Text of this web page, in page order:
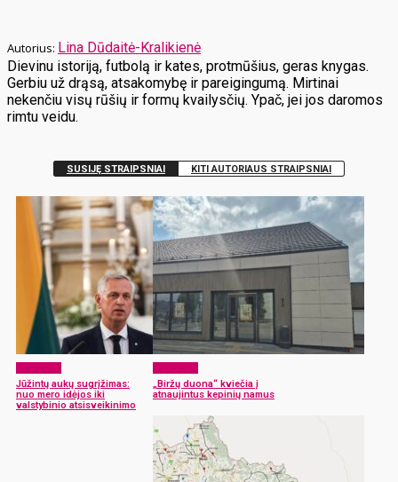
Lina Dūdaitė-Kralikienė
Dievinu istoriją, futbolą ir kates, protmūšius, geras knygas.
Gerbiu už drąsą, atsakomybę ir pareigingumą. Mirtinai
nekenčiu visų rūšių ir formų kvailysčių. Ypač, jei jos daromos
rimtu veidu.
SUSIJĘ STRAIPSNIAI KITI AUTORIAUS STRAIPSNIAI
Jūžintų aukų sugrįžimas:
nuo mero idėjos iki
valstybinio atsisveikinimo
„Biržų duona“ kviečia į
atnaujintus kepinių namus